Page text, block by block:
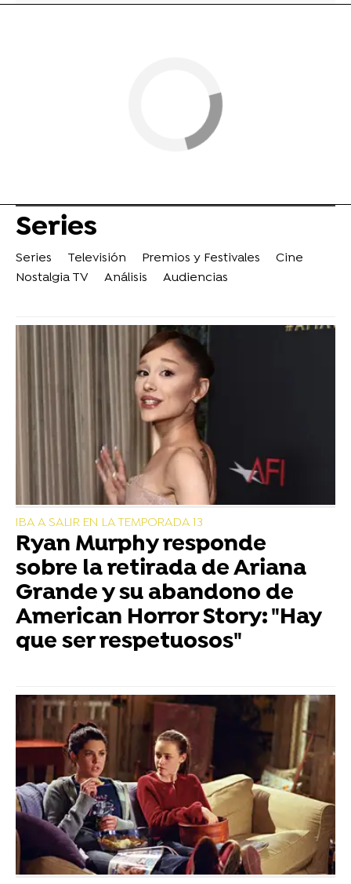
Series
Series Televisión Premios y Festivales
Cine
Nostalgia TV
Análisis Audiencias
IBA A SALIR EN LA TEMPORADA 13
Ryan Murphy responde
sobre la retirada de Ariana
Grande y su abandono de
American Horror Story: "Hay
que ser respetuosos"